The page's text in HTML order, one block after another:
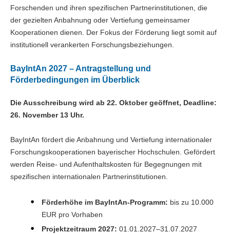
Forschenden und ihren spezifischen Partnerinstitutionen, die
der gezielten Anbahnung oder Vertiefung gemeinsamer
Kooperationen dienen. Der Fokus der Förderung liegt somit auf
institutionell verankerten Forschungsbeziehungen.
BayIntAn 2027 – Antragstellung und
Förderbedingungen im Überblick
Die Ausschreibung wird ab 22. Oktober geöffnet, Deadline:
26. November 13 Uhr.
BayIntAn fördert die Anbahnung und Vertiefung internationaler
Forschungskooperationen bayerischer Hochschulen. Gefördert
werden Reise- und Aufenthaltskosten für Begegnungen mit
spezifischen internationalen Partnerinstitutionen.
Förderhöhe im BayIntAn-Programm: bis zu 10.000
EUR pro Vorhaben
Projektzeitraum 2027: 01.01.2027–31.07.2027